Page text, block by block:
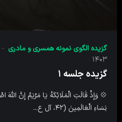
گزیده الگوی نمونه همسری و مادری
۱۴۰۳
گزیده جلسه ۱
💠 وَإِذْ قَالَتِ الْمَلَائِکَهُ یَا مَرْیَمُ إِنَّ
نِسَاءِ الْعَالَمِینَ (۴۲، آل ع...